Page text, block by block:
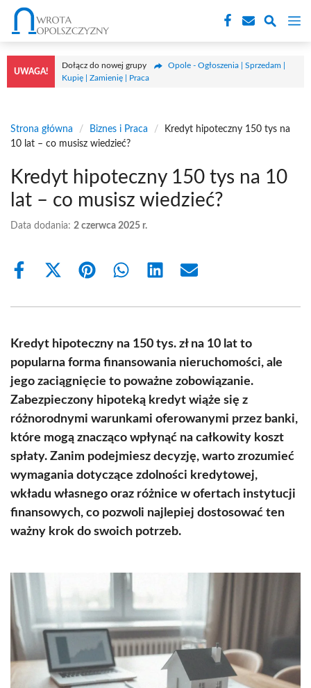
Przejdź
treści
UWAGA!
Dołącz do nowej grupy
Opole - Ogłoszenia | Sprzedam |
Kupię | Zamienię | Praca
Strona główna / Biznes i Praca /
Kredyt hipoteczny 150 tys na
10 lat – co musisz wiedzieć?
Kredyt hipoteczny 150 tys na 10
lat – co musisz wiedzieć?
Data dodania: 2 czerwca 2025 r.
Share
Share
(Twitter)
Share Share Share Share
Kredyt hipoteczny na 150 tys. zł na 10 lat to
popularna forma finansowania nieruchomości, ale
jego zaciągnięcie to poważne zobowiązanie.
Zabezpieczony hipoteką kredyt wiąże się z
różnorodnymi warunkami oferowanymi przez banki,
które mogą znacząco wpłynąć na całkowity koszt
spłaty. Zanim podejmiesz decyzję, warto zrozumieć
wymagania dotyczące zdolności kredytowej,
wkładu własnego oraz różnice w ofertach instytucji
finansowych, co pozwoli najlepiej dostosować ten
ważny krok do swoich potrzeb.